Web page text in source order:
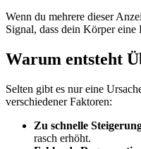
Wenn du mehrere dieser
Signal, dass dein Körper eine
Warum entsteht
Selten gibt es nur eine
verschiedener Faktoren:
Zu schnelle
rasch erhöht.